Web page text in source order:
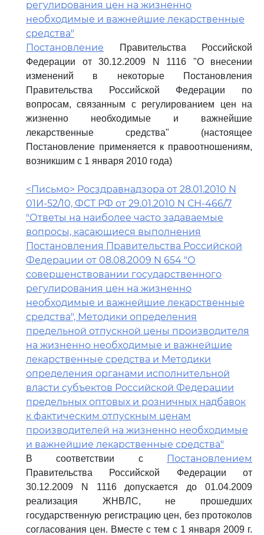
регулирования цен на жизненно
необходимые и важнейшие лекарственные
средства"
Постановление Правительства Российской
Федерации от 30.12.2009 N 1116 "О внесении
изменений в некоторые Постановления
Правительства Российской Федерации по
вопросам, связанным с регулированием цен на
жизненно необходимые и важнейшие
лекарственные средства" (настоящее
Постановление применяется к правоотношениям,
возникшим с 1 января 2010 года)
<Письмо> Росздравнадзора от 28.01.2010 N
01И-52/10, ФСТ РФ от 29.01.2010 N СН-466/7
"Ответы на наиболее часто задаваемые
вопросы, касающиеся выполнения
Постановления Правительства Российской
Федерации от 08.08.2009 N 654 "О
совершенствовании государственного
регулирования цен на жизненно
необходимые и важнейшие лекарственные
средства", Методики определения
предельной отпускной цены производителя
на жизненно необходимые и важнейшие
лекарственные средства и Методики
определения органами исполнительной
власти субъектов Российской Федерации
предельных оптовых и розничных надбавок
к фактическим отпускным ценам
производителей на жизненно необходимые
и важнейшие лекарственные средства"
В соответствии с Постановлением
Правительства Российской Федерации от
30.12.2009 N 1116 допускается до 01.04.2009
реализация ЖНВЛС, не прошедших
государственную регистрацию цен, без протоколов
согласования цен. Вместе с тем с 1 января 2009 г.